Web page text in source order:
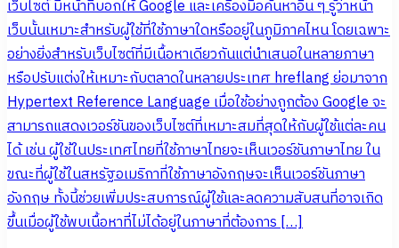
เว็บไซต์ มีหน้าที่บอกให้ Google และเครื่องมือค้นหาอื่น ๆ รู้ว่าหน้า
เว็บนั้นเหมาะสำหรับผู้ใช้ที่ใช้ภาษาใดหรืออยู่ในภูมิภาคไหน โดยเฉพาะ
อย่างยิ่งสำหรับเว็บไซต์ที่มีเนื้อหาเดียวกันแต่นำเสนอในหลายภาษา
หรือปรับแต่งให้เหมาะกับตลาดในหลายประเทศ hreflang ย่อมาจาก
Hypertext Reference Language เมื่อใช้อย่างถูกต้อง Google จะ
สามารถแสดงเวอร์ชันของเว็บไซต์ที่เหมาะสมที่สุดให้กับผู้ใช้แต่ละคน
ได้ เช่น ผู้ใช้ในประเทศไทยที่ใช้ภาษาไทยจะเห็นเวอร์ชันภาษาไทย ใน
ขณะที่ผู้ใช้ในสหรัฐอเมริกาที่ใช้ภาษาอังกฤษจะเห็นเวอร์ชันภาษา
อังกฤษ ทั้งนี้ช่วยเพิ่มประสบการณ์ผู้ใช้และลดความสับสนที่อาจเกิด
ขึ้นเมื่อผู้ใช้พบเนื้อหาที่ไม่ได้อยู่ในภาษาที่ต้องการ […]